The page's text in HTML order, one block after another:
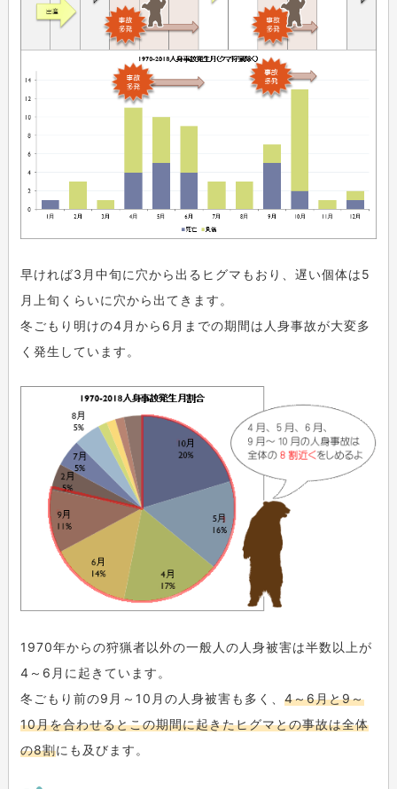
早ければ3月中旬に穴から出るヒグマもおり、遅い個体は5
月上旬くらいに穴から出てきます。
冬ごもり明けの4月から6月までの期間は人身事故が大変多
く発生しています。
1970年からの狩猟者以外の一般人の人身被害は半数以上が
4～6月に起きています。
冬ごもり前の9月～10月の人身被害も多く、 4～6月と9～
10月を合わせるとこの期間に起きたヒグマとの事故は全体
の8割にも及びます。